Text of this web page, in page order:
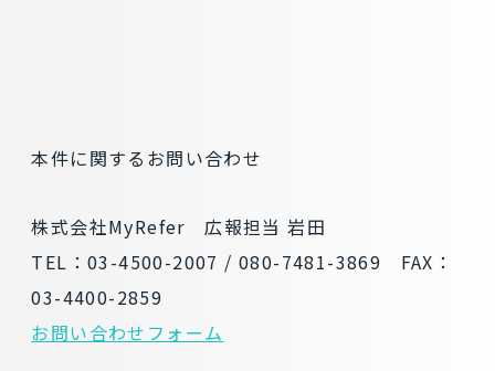
本件に関するお問い合わせ
株式会社MyRefer 広報担当 岩田
TEL：03-4500-2007 / 080-7481-3869 FAX：
03-4400-2859
お問い合わせフォーム